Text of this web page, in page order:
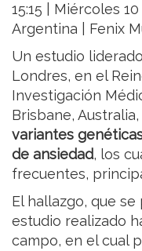
15:15 | Miércoles
Argentina | Fenix
Un estudio
Londres, en el
Investigación
Brisbane,
variantes
de ansiedad, los
frecuentes,
El hallazgo, que
estudio realizado
campo, en el cual